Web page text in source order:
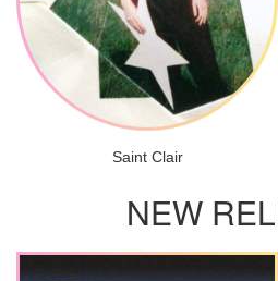
Saint Clair
NEW